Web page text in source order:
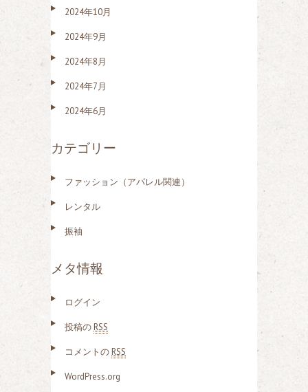
2024年10月
2024年9月
2024年8月
2024年7月
2024年6月
カテゴリー
ファッション（アパレル関連）
レンタル
振袖
メタ情報
ログイン
投稿のRSS
コメントのRSS
WordPress.org